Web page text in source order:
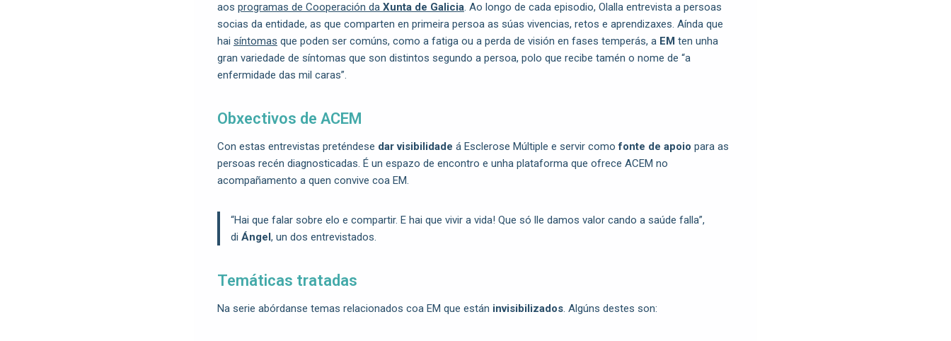
aos programas de Cooperación da Xunta de Galicia. Ao longo de cada episodio, Olalla entrevista a persoas
socias da entidade, as que comparten en primeira persoa as súas vivencias, retos e aprendizaxes. Aínda que
hai síntomas que poden ser comúns, como a fatiga ou a perda de visión en fases temperás, a EM ten unha
gran variedade de síntomas que son distintos segundo a persoa, polo que recibe tamén o nome de “a
enfermidade das mil caras”.
Obxectivos de ACEM
Con estas entrevistas preténdese dar visibilidade á Esclerose Múltiple e servir comofonte de apoio para as
persoas recén diagnosticadas. É un espazo de encontro e unha plataforma que ofrece ACEM no
acompañamento a quen convive coa EM.
“Hai que falar sobre elo e compartir. E hai que vivir a vida! Que só lle damos valor cando a saúde falla”,
di Ángel, un dos entrevistados.
Temáticas tratadas
Na serie abórdanse temas relacionados coa EM que están invisibilizados. Algúns destes son: